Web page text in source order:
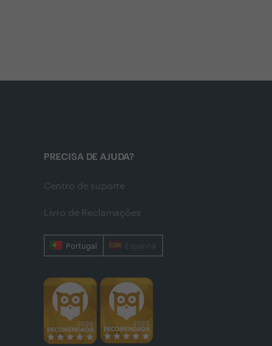
PRECISA DE AJUDA?
Centro de suporte
Livro de Reclamações
Portugal Espanha